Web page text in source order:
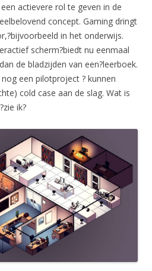
actievere rol te geven in de
concept. Gaming dringt
in het onderwijs.
scherm?biedt nu eenmaal
de bladzijden van een?leerboek.
een pilotproject ? kunnen
cold case aan de slag. Wat is
ik?